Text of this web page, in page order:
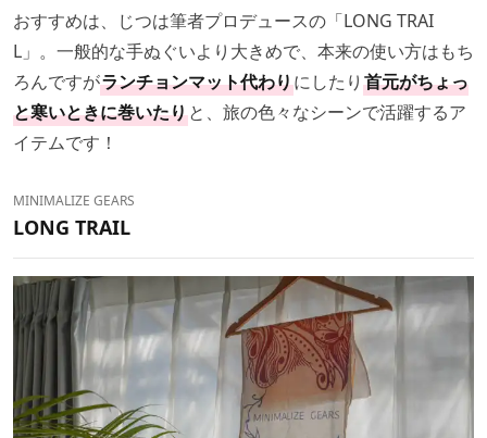
おすすめは、じつは筆者プロデュースの「LONG TRAI
L」。一般的な手ぬぐいより大きめで、本来の使い方はもち
ろんですがランチョンマット代わりにしたり 首元がちょっ
と寒いときに巻いたりと、旅の色々なシーンで活躍するア
イテムです！
MINIMALIZE GEARS
LONG TRAIL